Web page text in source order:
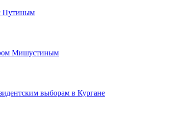
Путиным
Мишустиным
выборам в Кургане